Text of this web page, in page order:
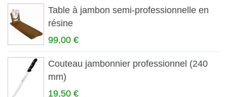
Table à jambon semi-professionnelle en
résine
99,00 €
Couteau jambonnier professionnel (240
mm)
19,50 €